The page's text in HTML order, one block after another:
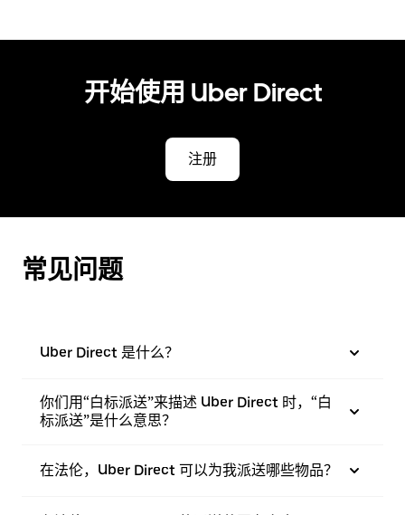
开始使用 Uber Direct
注册
常见问题
Uber Direct 是什么？
你们用“白标派送”来描述 Uber Direct 时，“白
标派送”是什么意思？
在法伦，Uber Direct 可以为我派送哪些物品？